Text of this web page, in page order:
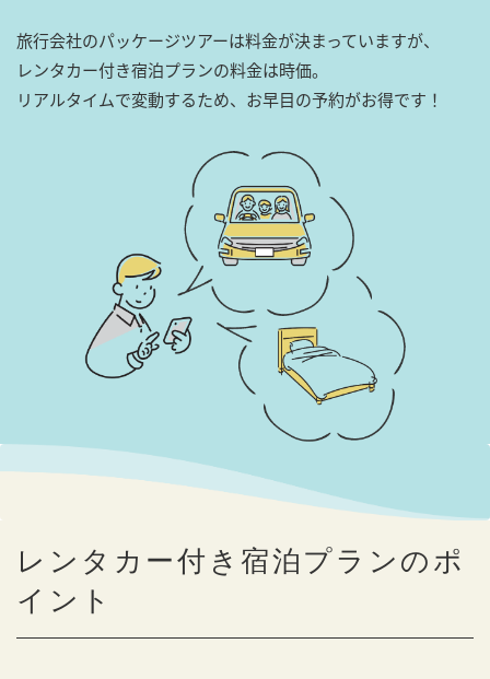
旅行会社のパッケージツアーは料金が決まっていますが、
レンタカー付き宿泊プランの料金は時価。
リアルタイムで変動するため、お早目の予約がお得です！
レンタカー付き宿泊プランのポ
イント